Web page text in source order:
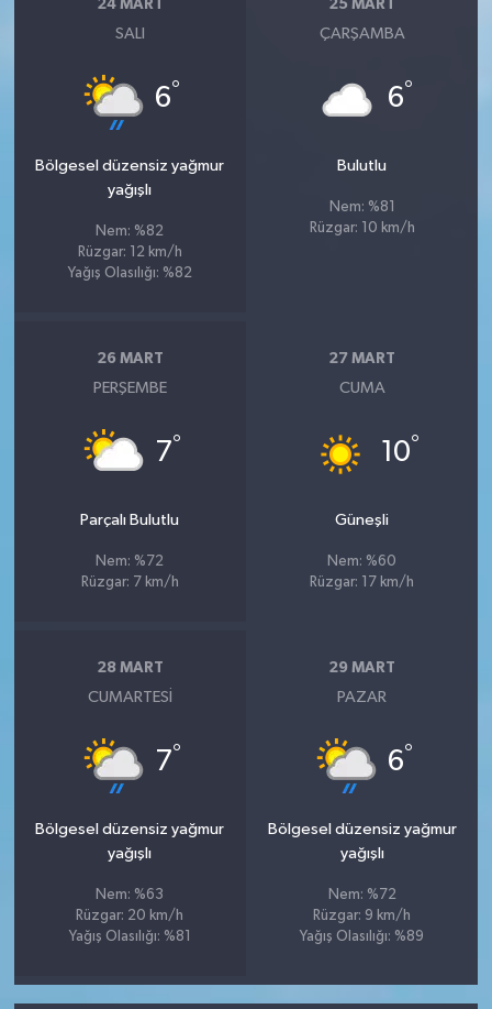
24 MART
SALI
6°
Bölgesel düzensiz yağmur
yağışlı
Nem: %82
Rüzgar: 12 km/h
Yağış Olasılığı: %82
25 MART
ÇARŞAMBA
6°
Bulutlu
Nem: %81
Rüzgar: 10 km/h
26 MART
PERŞEMBE
7°
Parçalı Bulutlu
Nem: %72
Rüzgar: 7 km/h
27 MART
CUMA
10°
Güneşli
Nem: %60
Rüzgar: 17 km/h
28 MART
CUMARTESI
7°
Bölgesel düzensiz yağmur
yağışlı
Nem: %63
Rüzgar: 20 km/h
Yağış Olasılığı: %81
29 MART
PAZAR
6°
Bölgesel düzensiz yağmur
yağışlı
Nem: %72
Rüzgar: 9 km/h
Yağış Olasılığı: %89